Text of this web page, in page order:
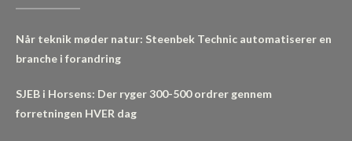
Når teknik møder natur: Steenbek Technic automatiserer en
branche i forandring
SJEB i Horsens: Der ryger 300-500 ordrer gennem
forretningen HVER dag